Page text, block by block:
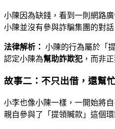
小陳因為缺錢，看到一則網路
小陳並沒有參與詐騙集團的對
法律解析： 小陳的行為屬於「
認定小陳為幫助詐欺犯 ，而非正
故事二：不只出借，還幫
小李也像小陳一樣，一開始將
親自參與了「提領贓款」這個環